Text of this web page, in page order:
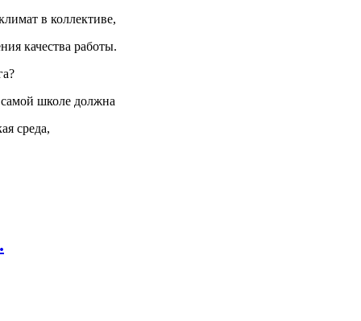
в коллективе,
качества работы.
школе должна
среда,